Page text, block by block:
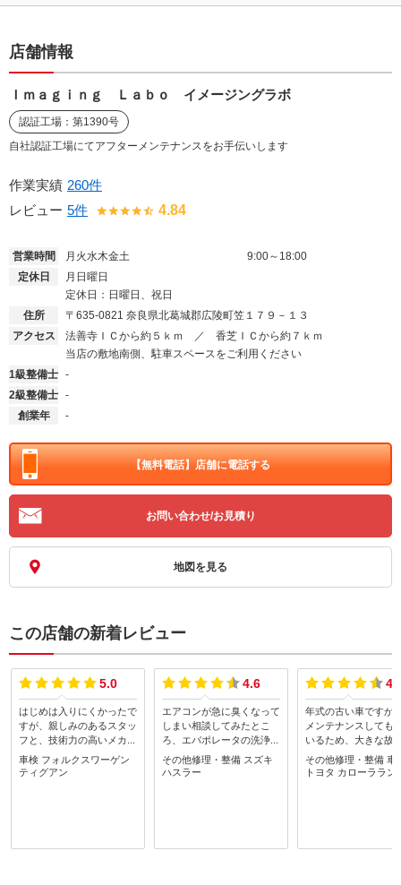
店舗情報
Ｉｍａｇｉｎｇ Ｌａｂｏ イメージングラボ
認証工場：第1390号
自社認証工場にてアフターメンテナンスをお手伝いします
作業実績 260件
レビュー 5件 4.84
営業時間 月火水木金土
9:00～18:00
定休日
月日曜日
定休日：日曜日、祝日
住所
〒635-0821 奈良県北葛城郡広陵町笠１７９－１３
アクセス
法善寺ＩＣから約５ｋｍ ／ 香芝ＩＣから約７ｋｍ
当店の敷地南側、駐車スペースをご利用ください
1級整備士 -
2級整備士 -
創業年
-
【無料電話】店舗に電話する
お問い合わせ/お見積り
地図を見る
この店舗の新着レビュー
5.0
はじめは入りにくかったで
すが、親しみのあるスタッ
フと、技術力の高いメカニ
ックがいて、こだわりある
要望も受け入れてくれま
車検 フォルクスワーゲン
ティグアン
4.6
エアコンが急に臭くなって
しまい相談してみたとこ
ろ、エバポレータの洗浄
剤？を入れるのが良いとの
ことでした。施工してもら
その他修理・整備 スズキ
ハスラー
年式の古い車ですが
メンテナンスしても
いるため、大きな故
ることがなく快適に
います。（車検もお
その他修理・整備 車
トヨタ カローララン